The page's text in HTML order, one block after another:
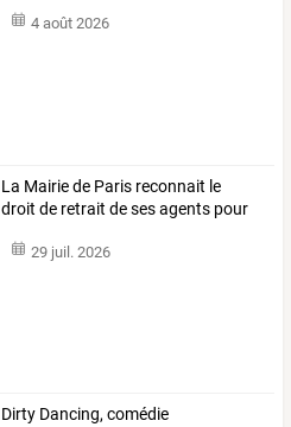
4 août 2026
La Mairiede Paris reconnait le
droit de retrait desesagents pour
29 juil. 2026
Dirty Dancing, comédie